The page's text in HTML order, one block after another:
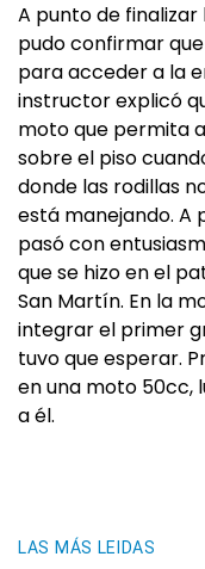
A punto de
pudo confirmar
para acceder a la
instructor explicó
moto que permita
sobre el piso
donde las rodillas
está manejando. A
pasó con
que se hizo en el
San Martín. En la
integrar el primer
tuvo que esperar.
en una moto 50cc,
a él.
LAS MÁS LEIDAS